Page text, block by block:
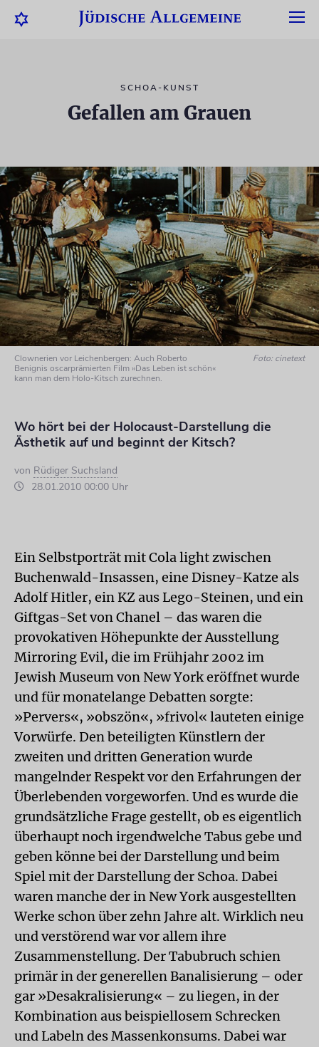
SCHOA-KUNST
Gefallen am Grauen
Clownerien vor Leichenbergen: Auch Roberto
Benignis oscarprämierten Film »Das Leben ist schön«
kann man dem Holo-Kitsch zurechnen.
Foto: cinetext
Wo hört bei der Holocaust-Darstellung die
Ästhetik auf und beginnt der Kitsch?
von Rüdiger Suchsland
28.01.2010 00:00 Uhr
Ein Selbstporträt mit Cola light zwischen
Buchenwald-Insassen, eine Disney-Katze als
Adolf Hitler, ein KZ aus Lego-Steinen, und ein
Giftgas-Set von Chanel – das waren die
provokativen Höhepunkte der Ausstellung
Mirroring Evil, die im Frühjahr 2002 im
Jewish Museum von New York eröffnet wurde
und für monatelange Debatten sorgte:
»Pervers«, »obszön«, »frivol« lauteten einige
Vorwürfe. Den beteiligten Künstlern der
zweiten und dritten Generation wurde
mangelnder Respekt vor den Erfahrungen der
Überlebenden vorgeworfen. Und es wurde die
grundsätzliche Frage gestellt, ob es eigentlich
überhaupt noch irgendwelche Tabus gebe und
geben könne bei der Darstellung und beim
Spiel mit der Darstellung der Schoa. Dabei
waren manche der in New York ausgestellten
Werke schon über zehn Jahre alt. Wirklich neu
und verstörend war vor allem ihre
Zusammenstellung. Der Tabubruch schien
primär in der generellen Banalisierung – oder
gar »Desakralisierung« – zu liegen, in der
Kombination aus beispiellosem Schrecken
und Labeln des Massenkonsums. Dabei war